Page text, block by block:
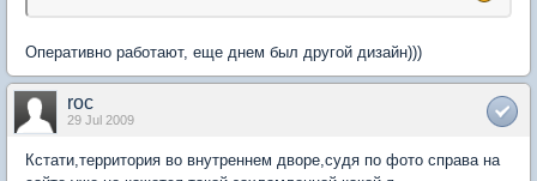
Оперативно работают, еще днем был другой дизайн)))
roc
29 Jul 2009
Кстати,территория во внутреннем дворе,судя по фото справа на